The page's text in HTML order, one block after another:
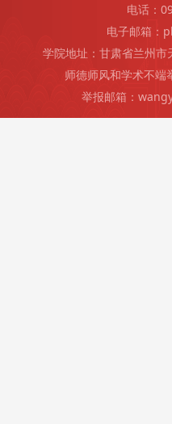
电话：
电子邮箱：
学院地址：甘肃省兰州
师德师风和学术不
举报邮箱：